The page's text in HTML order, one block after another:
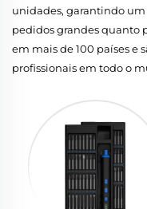
unidades, garantindo
pedidos grandes quanto
em mais de 100 países e
profissionais em todo o